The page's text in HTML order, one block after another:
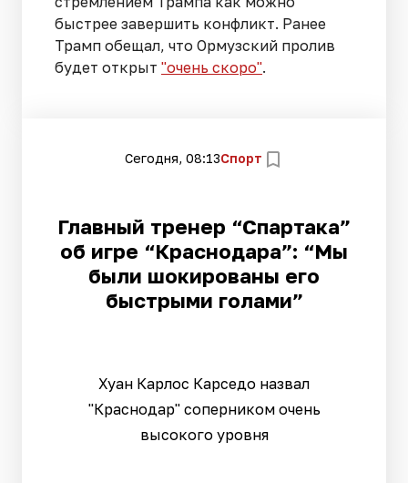
быстрее завершить конфликт. Ранее
Трамп обещал, что Ормузский пролив
будет открыт "очень скоро".
Сегодня, 08:13Спорт
Главный тренер “Спартака”
об игре “Краснодара”: “Мы
были шокированы его
быстрыми голами”
Хуан Карлос Карседо назвал
"Краснодар" соперником очень
высокого уровня